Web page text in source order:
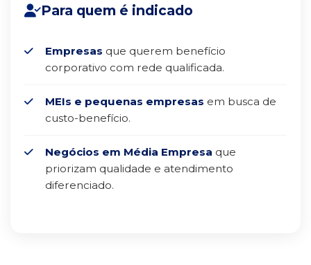
Para quem é indicado
Empresas que querem benefício
corporativo com rede qualificada.
MEIs e pequenas empresas em busca de
custo-benefício.
Negócios em Média Empresa que
priorizam qualidade e atendimento
diferenciado.